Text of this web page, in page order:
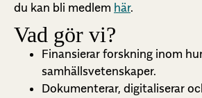
du kan bli medlem här.
Vad gör vi?
Finansierar forskning inom
samhällsvetenskaper.
Dokumenterar, digitaliserar